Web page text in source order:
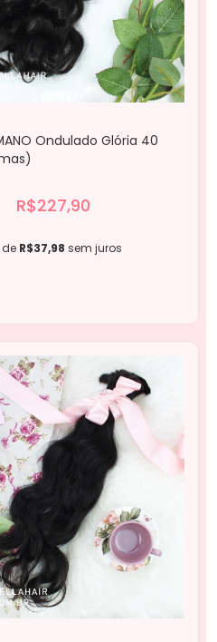
Ondulado Glória 40
R$227,90
de R$37,98 sem juros